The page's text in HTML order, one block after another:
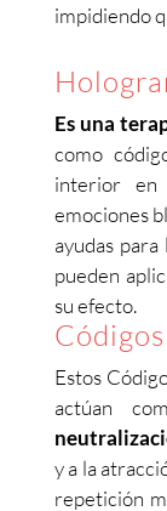
impidiendo
Es una
como
interior en
emociones
ayudas
pueden
su efecto.
Estos
actúan
y a la
repetición